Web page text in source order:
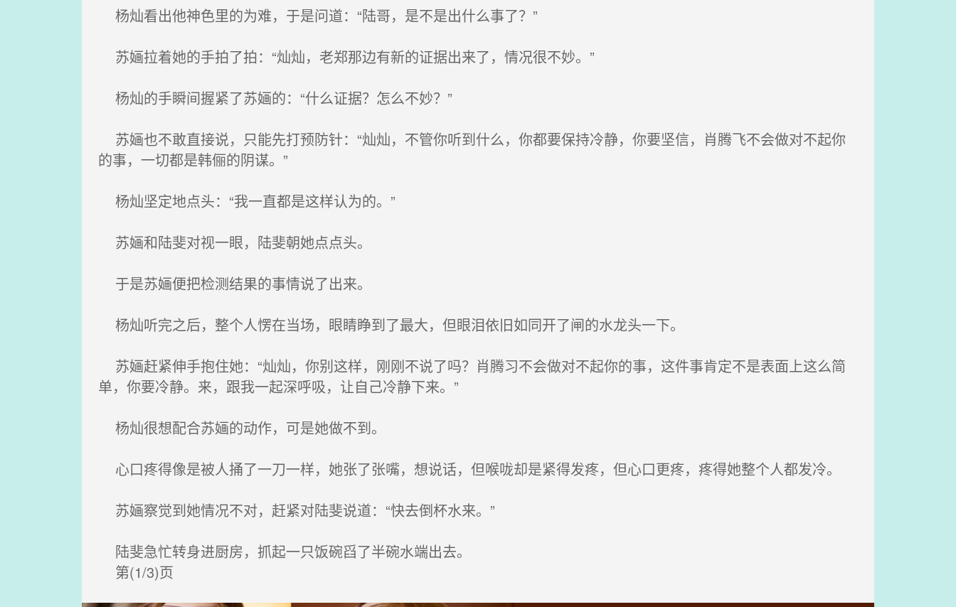
杨灿看出他神色里的为难，于是问道：“陆哥，是不是出什么事了？”
苏婳拉着她的手拍了拍：“灿灿，老郑那边有新的证据出来了，情况很不妙。”
杨灿的手瞬间握紧了苏婳的：“什么证据？怎么不妙？”
苏婳也不敢直接说，只能先打预防针：“灿灿，不管你听到什么，你都要保持冷静，你要坚信，肖腾飞不会做对不起你
的事，一切都是韩俪的阴谋。”
杨灿坚定地点头：“我一直都是这样认为的。”
苏婳和陆斐对视一眼，陆斐朝她点点头。
于是苏婳便把检测结果的事情说了出来。
杨灿听完之后，整个人愣在当场，眼睛睁到了最大，但眼泪依旧如同开了闸的水龙头一下。
苏婳赶紧伸手抱住她：“灿灿，你别这样，刚刚不说了吗？肖腾习不会做对不起你的事，这件事肯定不是表面上这么简
单，你要冷静。来，跟我一起深呼吸，让自己冷静下来。”
杨灿很想配合苏婳的动作，可是她做不到。
心口疼得像是被人捅了一刀一样，她张了张嘴，想说话，但喉咙却是紧得发疼，但心口更疼，疼得她整个人都发冷。
苏婳察觉到她情况不对，赶紧对陆斐说道：“快去倒杯水来。”
陆斐急忙转身进厨房，抓起一只饭碗舀了半碗水端出去。
第(1/3)页